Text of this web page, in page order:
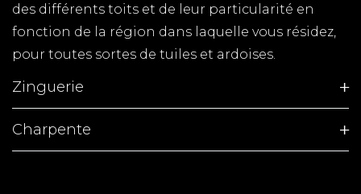
des différents toits et de leur particularité en
fonction de la région dans laquelle vous résidez,
pour toutes sortes de tuiles et ardoises.
Zinguerie
Charpente